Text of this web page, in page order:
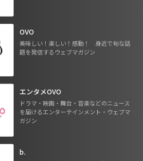
OVO
美味しい！楽しい！感動！ 身近で旬な話
題を発信するウェブマガジン
エンタメOVO
ドラマ・映画・舞台・音楽などのニュース
を届けるエンターテインメント・ウェブマ
ガジン
b.